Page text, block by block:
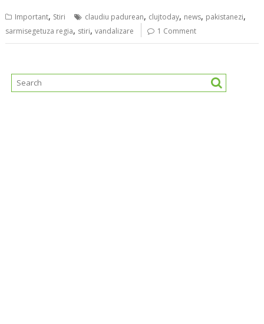
Important, Stiri claudiu padurean, clujtoday, news, pakistanezi,
sarmisegetuza regia, stiri,vandalizare 1 Comment